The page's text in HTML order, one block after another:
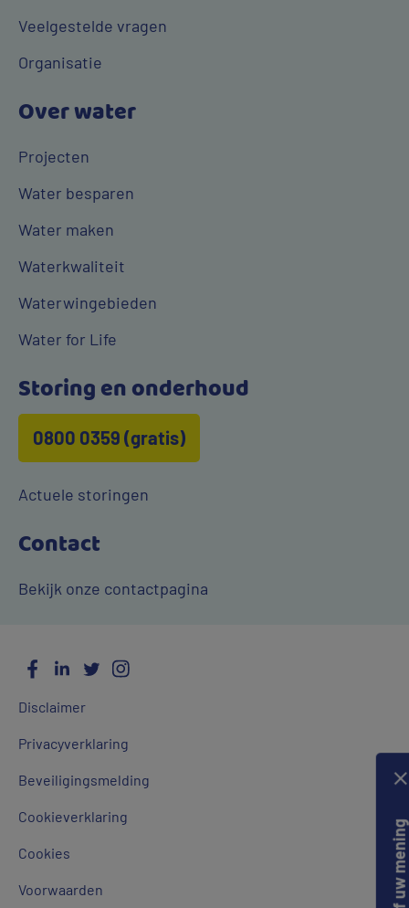
Geef uw mening
Veelgestelde vragen
Organisatie
Over water
Projecten
Water besparen
Water maken
Waterkwaliteit
Waterwingebieden
Water for Life
Storing en onderhoud
0800 0359 (gratis)
Actuele storingen
Contact
Bekijk onze contactpagina
Algemene
Disclaimer
Privacyverklaring
Beveiligingsmelding
Cookieverklaring
Cookies
Voorwaarden
Social
Media
Facebook
LinkedInTwitter